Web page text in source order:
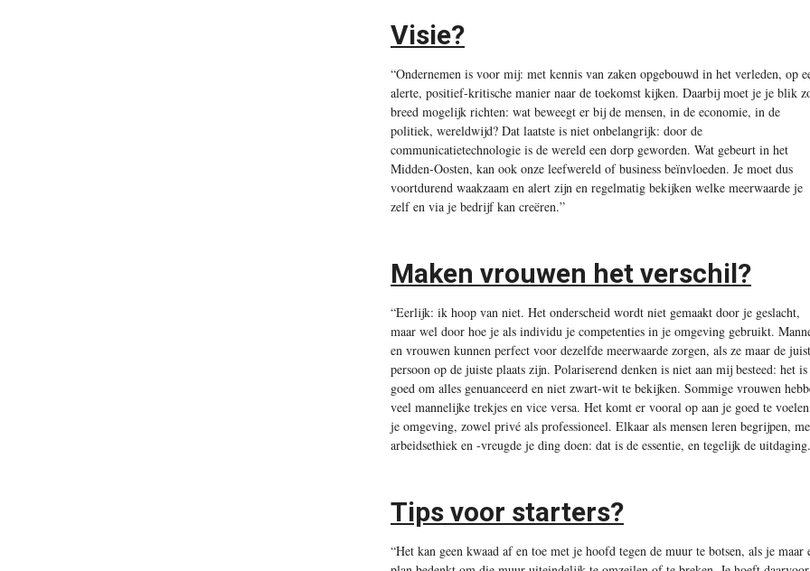
Visie?
“Ondernemen is voor mij: met kennis van zaken opgebouwd in het verleden, op
alerte, positief-kritische manier naar de toekomst kijken. Daarbij moet je je blik
breed mogelijk richten: wat beweegt er bij de mensen, in de economie, in de
politiek, wereldwijd? Dat laatste is niet onbelangrijk: door de
communicatietechnologie is de wereld een dorp geworden. Wat gebeurt in het
Midden-Oosten, kan ook onze leefwereld of business beïnvloeden. Je moet dus
voortdurend waakzaam en alert zijn en regelmatig bekijken welke meerwaarde je
zelf en via je bedrijf kan creëren.”
Maken vrouwen het verschil?
“Eerlijk: ik hoop van niet. Het onderscheid wordt niet gemaakt door je geslacht,
maar wel door hoe je als individu je competenties in je omgeving gebruikt.
en vrouwen kunnen perfect voor dezelfde meerwaarde zorgen, als ze maar de
persoon op de juiste plaats zijn. Polariserend denken is niet aan mij besteed: het is
goed om alles genuanceerd en niet zwart-wit te bekijken. Sommige vrouwen
veel mannelijke trekjes en vice versa. Het komt er vooral op aan je goed te
je omgeving, zowel privé als professioneel. Elkaar als mensen leren begrijpen,
arbeidsethiek en -vreugde je ding doen: dat is de essentie, en tegelijk de
Tips voor starters?
“Het kan geen kwaad af en toe met je hoofd tegen de muur te botsen, als je maar